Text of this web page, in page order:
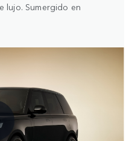
lujo. Sumergido en